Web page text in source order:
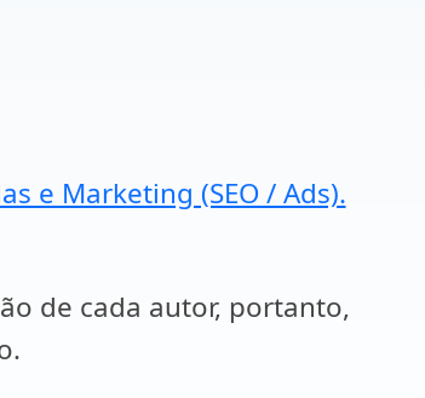
e Marketing (SEO / Ads).
de cada autor, portanto,